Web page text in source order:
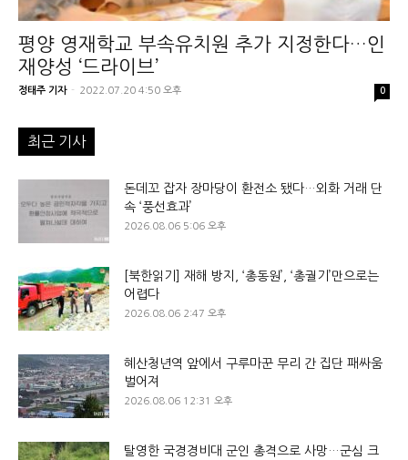
평양 영재학교 부속유치원 추가 지정한다…인
재양성 ‘드라이브’
정태주 기자 - 2022.07.20 4:50 오후 0
최근 기사
돈데꼬 잡자 장마당이 환전소 됐다…외화 거래 단
속 ‘풍선효과’
2026.08.06 5:06 오후
[북한읽기] 재해 방지, ‘총동원’, ‘총궐기’만으로는
어렵다
2026.08.06 2:47 오후
혜산청년역 앞에서 구루마꾼 무리 간 집단 패싸움
벌어져
2026.08.06 12:31 오후
탈영한 국경경비대 군인 총격으로 사망…군심 크